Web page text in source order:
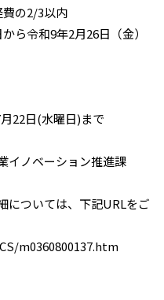
の2/3以内
ら令和9年2月26日（金）
22日(水曜日)まで
イノベーション推進課
については、下記URLをご
m0360800137.htm